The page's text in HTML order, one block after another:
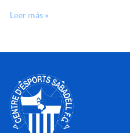
Leer más »